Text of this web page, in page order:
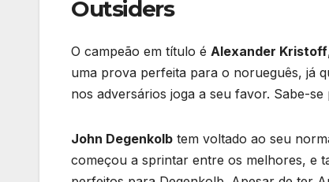
Outsiders
O campeão em título é Alexander Kristoff
uma prova perfeita para o norueguês, já
nos adversários joga a seu favor. Sabe-
John Degenkolb tem voltado ao seu
começou a sprintar entre os melhores, e